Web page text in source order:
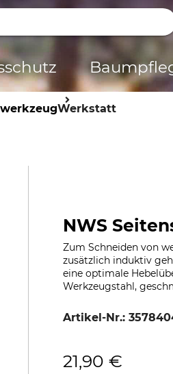
Werkstatt
NWS
Zum Schneiden von
zusätzlich induktiv
eine optimale
Werkzeugstahl,
Artikel-Nr.:
21,90 €